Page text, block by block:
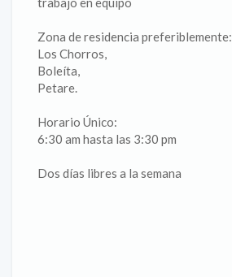
Zona de residencia preferiblemente:
Los Chorros,
Boleíta,
Petare.
Horario Único:
6:30 am hasta las 3:30 pm
Dos días libres a la semana